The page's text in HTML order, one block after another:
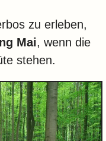
zu erleben,
Mai, wenn die
stehen.